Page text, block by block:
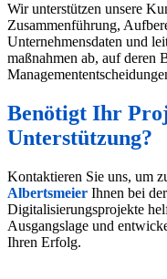
Wir unterstützen unsere
Zusammenführung,
Unternehmensdaten und
maßnahmen ab, auf deren
Benötigt Ihr
Unterstützung?
Kontaktieren Sie uns, um
Albertsmeier Ihnen bei
Digitalisierungsprojekte
Ausgangslage und
Ihren Erfolg.